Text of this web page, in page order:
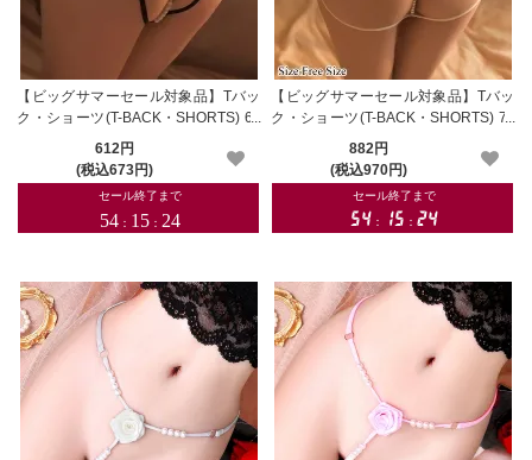
【ビッグサマーセール対象品】Tバッ
ク・ショーツ(T-BACK・SHORTS) 63
612円
(税込673円)
【ビッグサマーセール対象品】Tバッ
ク・ショーツ(T-BACK・SHORTS) 77
882円
(税込970円)